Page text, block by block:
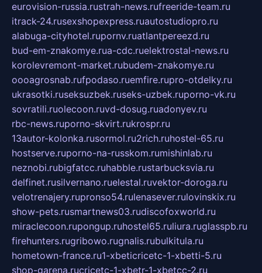
eurovision-russia.rustrah-news.rufreeride-team.ru
itrack-24.rusexshopexpress.ruautostudiopro.ru
alabuga-cityhotel.rupornv.ruatlantpereezd.ru
bud-em-znakomye.rua-cdc.ruelektrostal-news.ru
korolevremont-market.rubudem-znakomye.ru
oooagrosnab.rufpodaso.ruemfire.rupro-otdelky.ru
ukrasotki.ruseksuzbek.ruseks-uzbek.ruporno-vk.ru
sovratili.ruolecoon.ruvd-dosug.ruadonyev.ru
rbc-news.ruporno-skvirt.rukrospr.ru
13autor-kolonka.rusormol.ru2rich.ruhostel-65.ru
hostserve.ruporno-na-russkom.rumishinlab.ru
neznobi.rubigfatcc.ruhabble.rustarbucksvia.ru
delfinet.rusilvernano.ruelestal.ruvektor-doroga.ru
velotrenajery.rupronso54.rulenasever.rulovinskix.ru
show-pets.rusmartnews03.rudiscofoxworld.ru
miraclecoon.rupongup.ruhostel65.ruliura.ruglasspb.ru
firehunters.rugribowo.rugnalis.rubulkitula.ru
hometown-france.ru1-xbeticricetc-1-xbetti-5.ru
shop-garena.rucricetc-1-xbetr-1-xbetcc-2.ru